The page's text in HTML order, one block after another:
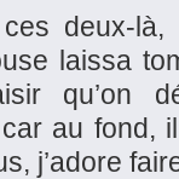
ces deux-
laissa
qu’on
au fond,
j’adore